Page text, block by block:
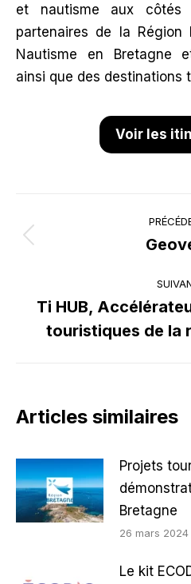
et nautisme aux
partenaires de la Région
Nautisme en Bretagne
ainsi que des destinations
Voir les
NAVIGATION
ARTICLE
:
Ti HUB,
touristiques de la
Articles similaires
Projets
Bretagne
26 mars 2024
Le kit